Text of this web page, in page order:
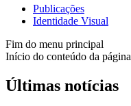
Publicações
Identidade Visual
Fim do menu principal
Início do conteúdo da página
Últimas notícias